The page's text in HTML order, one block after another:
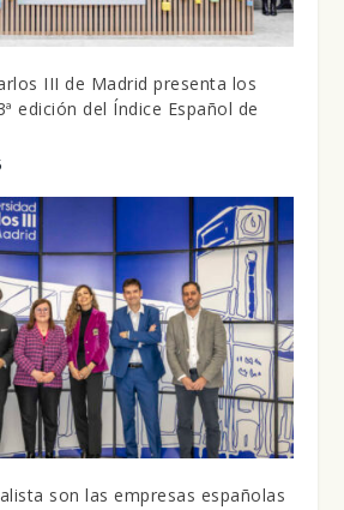
III de Madrid presenta los
edición del Índice Español de
son las empresas españolas